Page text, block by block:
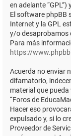
en adelante
El software phpBB
Internet y la GPL
y/o desaprobamos
Para más
https://
Acuerda no enviar
difamatorio,
material que pueda
“Foros de
Hacer eso
expulsado y, si lo
Proveedor de